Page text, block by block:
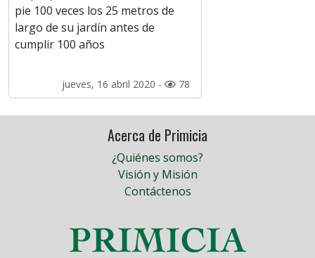
pie 100 veces los 25 metros de
largo de su jardín antes de
cumplir 100 años
jueves, 16 abril 2020 - 78
Acerca de Primicia
¿Quiénes somos?
Visión y Misión
Contáctenos